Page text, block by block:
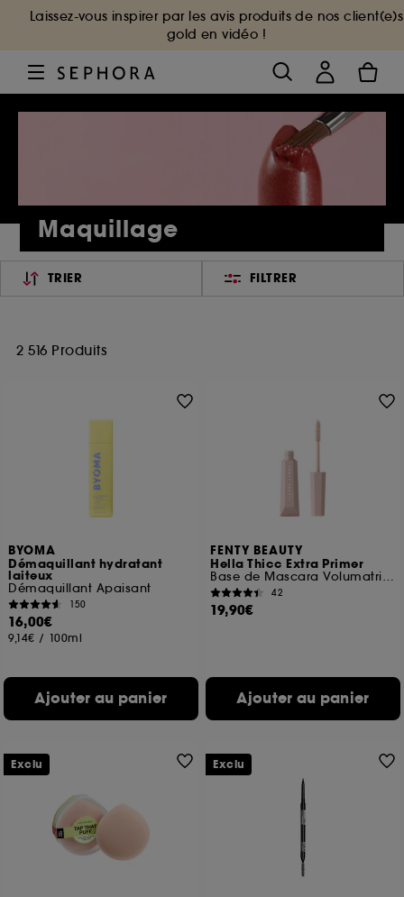
Laissez-vous inspirer par les avis produits de nos client(e)s
gold en vidéo !
Maquillage
TRIER FILTRER
2 516 Produits
BYOMA
Démaquillant hydratant
laiteux
Démaquillant Apaisant
150
16,00€
9,14€ / 100ml
Ajouter au panier
FENTY BEAUTY
Hella Thicc Extra Primer
Base de Mascara Volumatrice
42
19,90€
Ajouter au panier
Exclu Exclu